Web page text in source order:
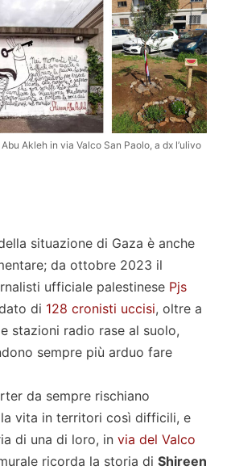
Akleh in via Valco San Paolo, a dx l’ulivo
situazione di Gaza è anche
da ottobre 2023 il
ufficiale palestinese Pjs
di 128 cronisti uccisi, oltre a
stazioni radio rase al suolo,
sempre più arduo fare
da sempre rischiano
vita in territori così difficili, e
di una di loro, in via del Valco
ricorda la storia di Shireen